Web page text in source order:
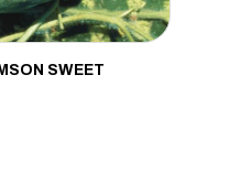
SWEET